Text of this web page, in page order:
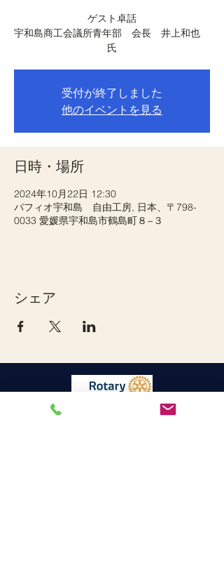
ゲスト卓話
宇和島商工会議所青年部 会長 井上和也
氏
受付が終了しました
他のイベントを見る
日時・場所
2024年10月22日 12:30
パフィオ宇和島 自由工房, 日本、〒798-
0033 愛媛県宇和島市鶴島町８−３
シェア